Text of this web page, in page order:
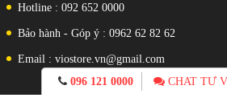
096 121 0000 CHAT TƯ
Hotline : 092 652 0000
Bảo hành - Góp ý : 0962 62 82 62
Email : viostore.vn@gmail.com